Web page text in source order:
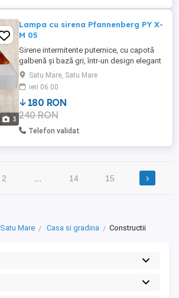
3
Lampa cu sirena Pfannenberg PY X-
M 05
Sirene intermitente puternice, cu capotă
galbenă și bază gri, într-un design elegant
piramidal. Sonda intermitentă din seria
PYRA nu este potrivită doar pentru multe
aplicații, dar impresionează și prin
instalarea sa sigură și ușoară. Este posibil
controlul separat al luminii intermitente și
al sonorului. ...
Satu Mare, Satu Mare
ieri 06:00
180 RON
240 RON
Telefon validat
2 14 15 ›
Satu Mare Casa si gradina Constructii